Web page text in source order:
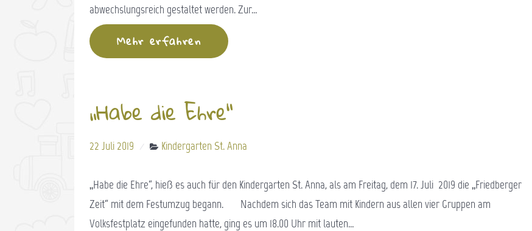
abwechslungsreich gestaltet werden. Zur…
Mehr erfahren
„Habe die Ehre“
22 Juli 2019 Kindergarten St. Anna
„Habe die Ehre“, hieß es auch für den Kindergarten St. Anna, als am Freitag, dem 17. Juli 2019 die „Friedberger
Zeit“ mit dem Festumzug begann. Nachdem sich das Team mit Kindern aus allen vier Gruppen am
Volksfestplatz eingefunden hatte, ging es um 18.00 Uhr mit lauten…